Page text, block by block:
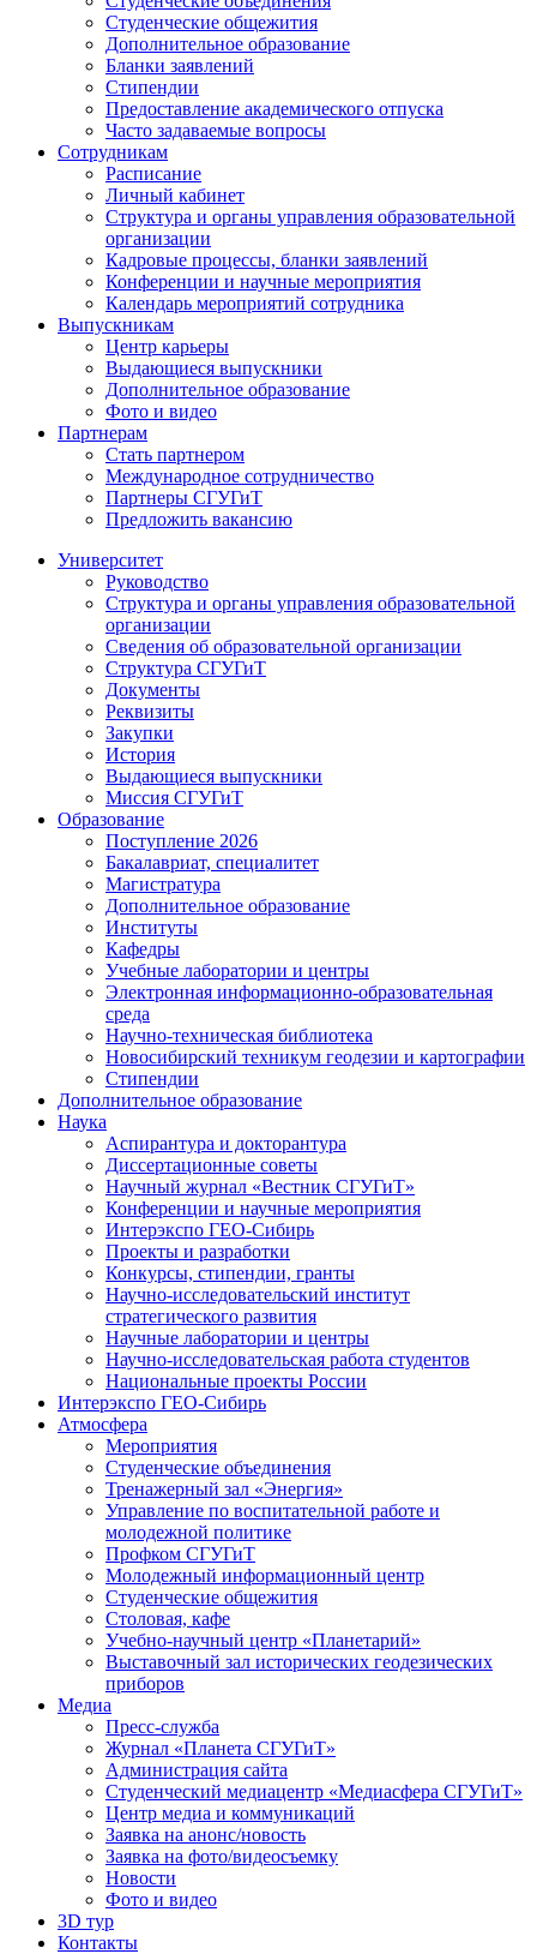
Студенческие общежития
Дополнительное образование
Бланки заявлений
Стипендии
Предоставление академического отпуска
Часто задаваемые вопросы
Сотрудникам
Расписание
Личный кабинет
Структура и органы управления образовательной
организации
Кадровые процессы, бланки заявлений
Конференции и научные мероприятия
Календарь мероприятий сотрудника
Выпускникам
Центр карьеры
Выдающиеся выпускники
Дополнительное образование
Фото и видео
Партнерам
Стать партнером
Международное сотрудничество
Партнеры СГУГиТ
Предложить вакансию
Университет
Руководство
Структура и органы управления образовательной
организации
Сведения об образовательной организации
Структура СГУГиТ
Документы
Реквизиты
Закупки
История
Выдающиеся выпускники
Миссия СГУГиТ
Образование
Поступление 2026
Бакалавриат, специалитет
Магистратура
Дополнительное образование
Институты
Кафедры
Учебные лаборатории и центры
Электронная информационно-образовательная
среда
Научно-техническая библиотека
Новосибирский техникум геодезии и картографии
Стипендии
Дополнительное образование
Наука
Аспирантура и докторантура
Диссертационные советы
Научный журнал «Вестник СГУГиТ»
Конференции и научные мероприятия
Интерэкспо ГЕО-Сибирь
Проекты и разработки
Конкурсы, стипендии, гранты
Научно-исследовательский институт
стратегического развития
Научные лаборатории и центры
Научно-исследовательская работа студентов
Национальные проекты России
Интерэкспо ГЕО-Сибирь
Атмосфера
Мероприятия
Студенческие объединения
Тренажерный зал «Энергия»
Управление по воспитательной работе и
молодежной политике
Профком СГУГиТ
Молодежный информационный центр
Студенческие общежития
Столовая, кафе
Учебно-научный центр «Планетарий»
Выставочный зал исторических геодезических
приборов
Медиа
Пресс-служба
Журнал «Планета СГУГиТ»
Администрация сайта
Студенческий медиацентр «Медиасфера СГУГиТ»
Центр медиа и коммуникаций
Заявка на анонс/новость
Заявка на фото/видеосъемку
Новости
Фото и видео
3D тур
Контакты